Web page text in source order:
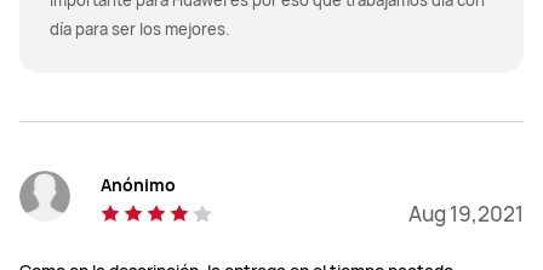
día para ser los mejores.
Anónimo
Aug 19,2021